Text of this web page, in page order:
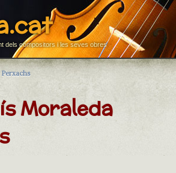
dels compositors i les seves obres
Moraleda